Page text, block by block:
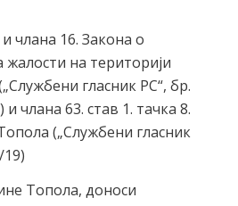
члана 16. Закона о
на територији
гласник РС“, бр.
члана 63. став 1. тачка 8.
(„Службени гласник
Топола, доноси